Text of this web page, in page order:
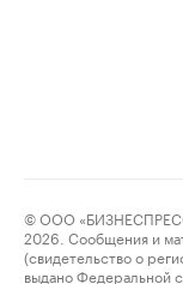
© ООО
2026. Сообщения и
(свидетельство о
выдано Федеральной